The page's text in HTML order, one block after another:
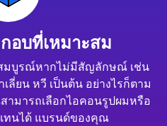
อบที่เหมาะสม
มบูรณ์หากไม่มีสัญลักษณ์ เช่น
ลี่ยน หวี เป็นต้น อย่างไรก็ตาม
ามารถเลือกไอคอนรูปผมหรือ
ทนได้ แบรนด์ของคุณ